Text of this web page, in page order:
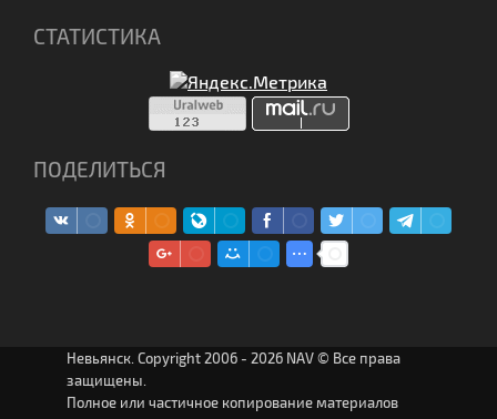
СТАТИСТИКА
ПОДЕЛИТЬСЯ
Невьянск. Copyright 2006 - 2026 NAV © Все права
защищены.
Полное или частичное копирование материалов